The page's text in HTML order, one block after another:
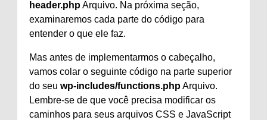
header.phpArquivo. Na próxima seção,
examinaremos cada parte do código para
entender o que ele faz.
Mas antes de implementarmos o cabeçalho,
vamos colar o seguinte código na parte superior
do seu wp-includes/functions.phpArquivo.
Lembre-se de que você precisa modificar os
caminhos para seus arquivos CSS e JavaScript